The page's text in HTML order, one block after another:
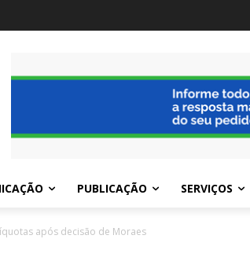
PUBLICAÇÃO SERVIÇOS
após decisão de Moraes